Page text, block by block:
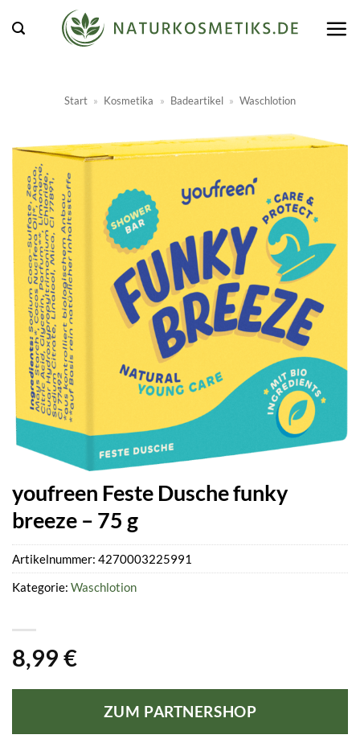
Inhalt
Start » Kosmetika » Badeartikel » Waschlotion
youfreen Feste Dusche funky
breeze – 75 g
8,99 €
ZUM PARTNERSHOP
Artikelnummer: 4270003225991
Kategorie: Waschlotion